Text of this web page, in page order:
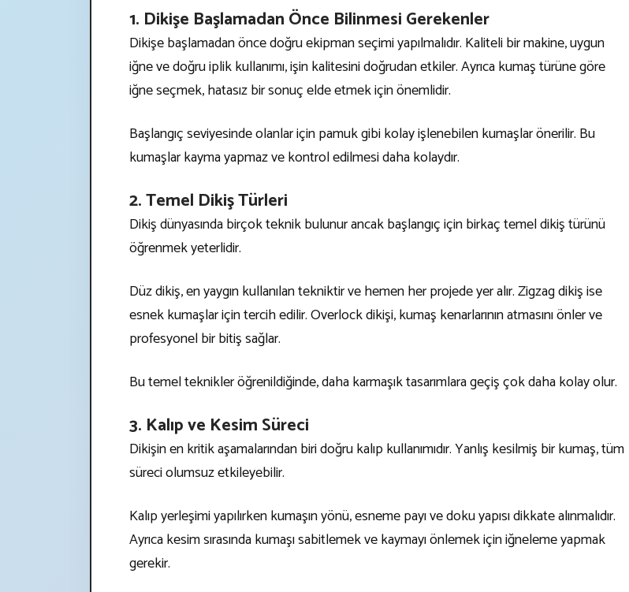
1. Dikişe Başlamadan Önce Bilinmesi Gerekenler
Dikişe başlamadan önce doğru ekipman seçimi yapılmalıdır. Kaliteli bir makine, uygun
iğne ve doğru iplik kullanımı, işin kalitesini doğrudan etkiler. Ayrıca kumaş türüne göre
iğne seçmek, hatasız bir sonuç elde etmek için önemlidir.
Başlangıç seviyesinde olanlar için pamuk gibi kolay işlenebilen kumaşlar önerilir. Bu
kumaşlar kayma yapmaz ve kontrol edilmesi daha kolaydır.
2. Temel Dikiş Türleri
Dikiş dünyasında birçok teknik bulunur ancak başlangıç için birkaç temel dikiş türünü
öğrenmek yeterlidir.
Düz dikiş, en yaygın kullanılan tekniktir ve hemen her projede yer alır. Zigzag dikiş ise
esnek kumaşlar için tercih edilir. Overlock dikişi, kumaş kenarlarının atmasını önler ve
profesyonel bir bitiş sağlar.
Bu temel teknikler öğrenildiğinde, daha karmaşık tasarımlara geçiş çok daha kolay olur.
3. Kalıp ve Kesim Süreci
Dikişin en kritik aşamalarından biri doğru kalıp kullanımıdır. Yanlış kesilmiş bir kumaş, tüm
süreci olumsuz etkileyebilir.
Kalıp yerleşimi yapılırken kumaşın yönü, esneme payı ve doku yapısı dikkate alınmalıdır.
Ayrıca kesim sırasında kumaşı sabitlemek ve kaymayı önlemek için iğneleme yapmak
gerekir.